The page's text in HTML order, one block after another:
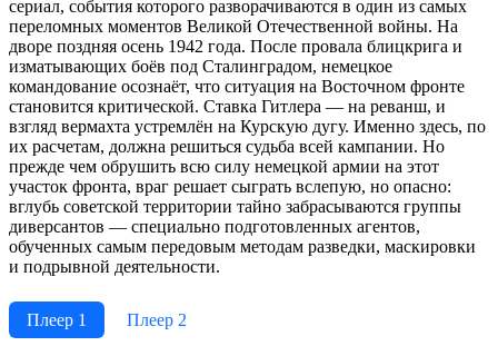
сериал, события которого разворачиваются в один из самых
переломных моментов Великой Отечественной войны. На
дворе поздняя осень 1942 года. После провала блицкрига и
изматывающих боёв под Сталинградом, немецкое
командование осознаёт, что ситуация на Восточном фронте
становится критической. Ставка Гитлера — на реванш, и
взгляд вермахта устремлён на Курскую дугу. Именно здесь, по
их расчетам, должна решиться судьба всей кампании. Но
прежде чем обрушить всю силу немецкой армии на этот
участок фронта, враг решает сыграть вслепую, но опасно:
вглубь советской территории тайно забрасываются группы
диверсантов — специально подготовленных агентов,
обученных самым передовым методам разведки, маскировки
и подрывной деятельности.
Плеер 1
Плеер 2